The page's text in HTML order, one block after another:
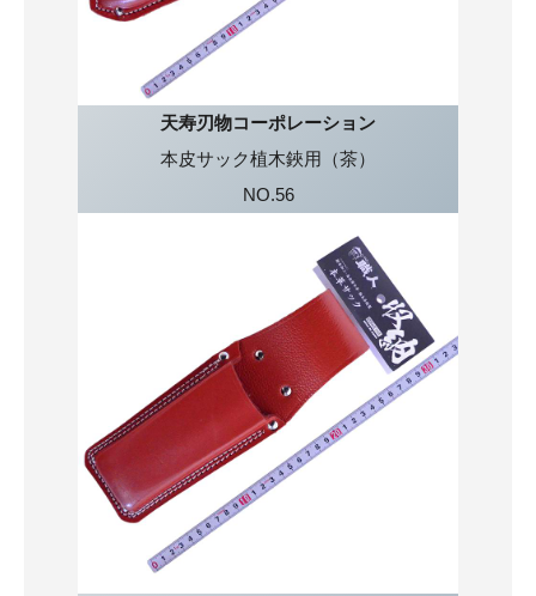
天寿刃物コーポレーション
本皮サック植木鋏用（茶）
NO.56